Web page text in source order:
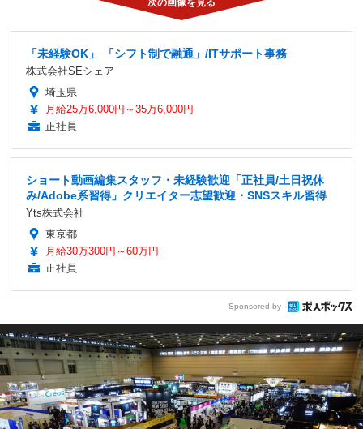
「未経験OK」 「シフト制で融通」/ITサポート事務
株式会社SEシェア
埼玉県
月給25万6,000円～35万6,000円
正社員
ショート動画編集スタッフ・未経験歓迎「正社員/土日祝休
み/Adobe系習得」クリエイター志望歓迎・SNSスキル習得
Yts株式会社
東京都
月給30万300円～60万円
正社員
Sponsored by